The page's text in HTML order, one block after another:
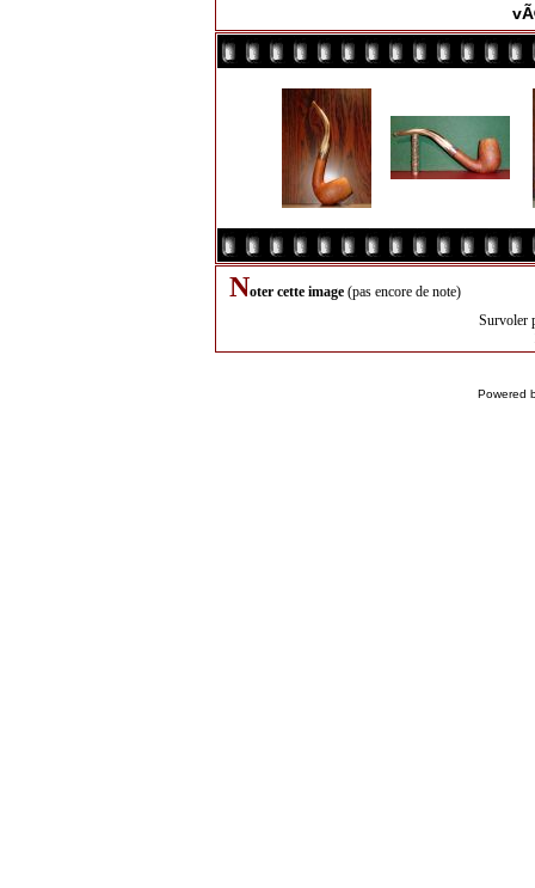
Noter cette image (pas encore de note)
Survoler
Powered